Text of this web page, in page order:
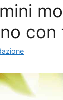
con